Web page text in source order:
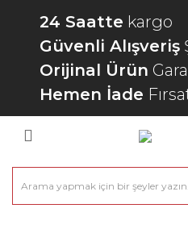
24 Saatte kargo
Güvenli Alışveriş
Orijinal Ürün
Hemen İade